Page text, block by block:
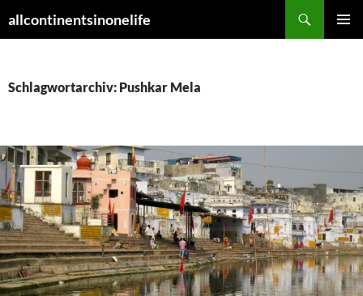
Inhalt
allcontinentsinonelife
Schlagwortarchiv: Pushkar Mela